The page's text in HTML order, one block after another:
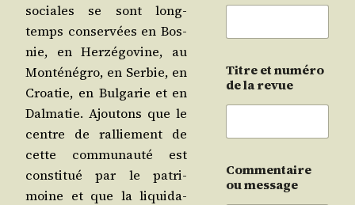
sociales se sont long­
temps conser­vées en Bos­
nie, en Her­zé­go­vine, au
Mon­té­né­gro, en Ser­bie, en
Croa­tie, en Bul­ga­rie et en
Dal­ma­tie. Ajou­tons que le
centre de ral­lie­ment de
cette com­mu­nau­té est
consti­tué par le patri­
moine et que la liqui­da­
Titre et numéro
de la revue
Commentaire
ou message